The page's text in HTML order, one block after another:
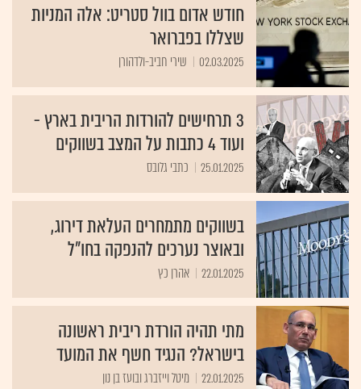
חודש אדום בוול סטריט: אלה המניות
שצללו בפברואר
02.03.2025 שירי חביב-ולדהורן
3 תרחישים להורדות הריבית בארץ -
ועוד 4 כתבות על המצב בשווקים
25.01.2025 כתבי גלובס
בשווקים מתמחרים העלאת דירוג,
ובאוצר נערכים להנפקה בחו"ל
22.01.2025 אהרן כץ
מתי תהיה הורדת ריבית ראשונה
בישראל? הנגיד חשף את המועד
22.01.2025 מיטל וייזברג ובועז בן נון